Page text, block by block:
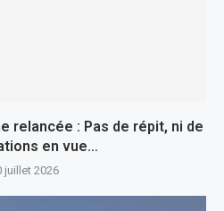
relancée : Pas de répit, ni de
en vue…
juillet 2026